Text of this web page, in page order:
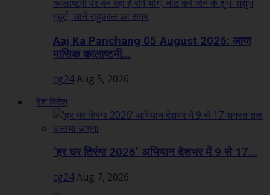
Aaj Ka Panchang 05 August 2026: आज
मासिक कालाष्टमी...
cg24Aug 5, 2026
देश विदेश
‘हर घर तिरंगा 2026’ अभियान देशभर में 9 से 17...
cg24Aug 7, 2026